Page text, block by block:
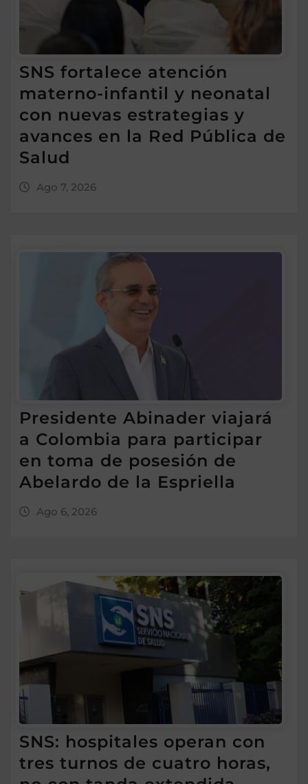
SNS fortalece atención
materno-infantil y neonatal
con nuevas estrategias y
avances en la Red Pública de
Salud
Ago 7, 2026
Presidente Abinader viajará
a Colombia para participar
en toma de posesión de
Abelardo de la Espriella
Ago 6, 2026
SNS: hospitales operan con
tres turnos de cuatro horas,